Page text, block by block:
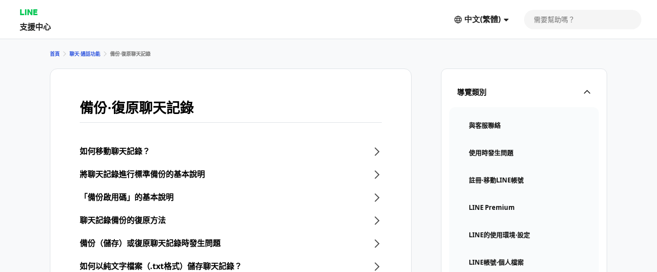
LINE
支援中心
中文(繁體)
導覽類別
與客服聯絡
使用時發生問題
註冊⋅移動LINE帳號
LINE Premium
LINE的使用環境⋅設定
LINE帳號⋅個人檔案
首頁 聊天⋅通話功能 備份⋅復原聊天記錄
備份⋅復原聊天記錄
如何移動聊天記錄？
將聊天記錄進行標準備份的基本說明
「備份啟用碼」的基本說明
聊天記錄備份的復原方法
備份（儲存）或復原聊天記錄時發生問題
如何以純文字檔案（.txt格式）儲存聊天記錄？